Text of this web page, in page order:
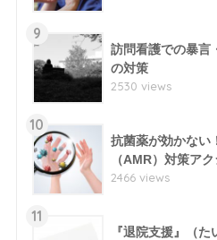
9
訪問看護での暴言
の対策
2530 views
10
抗菌薬が効かない
（AMR）対策ア
2466 views
11
『退院支援』（